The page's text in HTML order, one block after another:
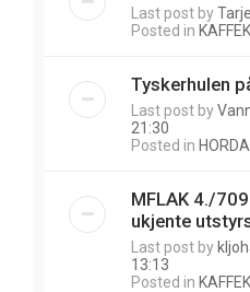
Last post by
Posted in
Tyskerhulen
Last post by
21:30
Posted in
MFLAK 4./
ukjente
Last post by
13:13
Posted in